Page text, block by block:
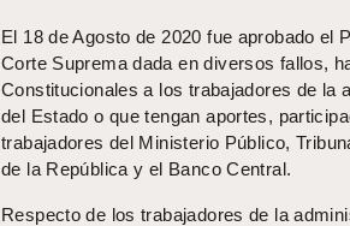
El 18 de Agosto de 2020 fue aprobado el
Corte Suprema dada en diversos fallos,
Constitucionales a los trabajadores de la
del Estado o que tengan aportes,
trabajadores del Ministerio Público,
de la República y el Banco Central.
Respecto de los trabajadores de la